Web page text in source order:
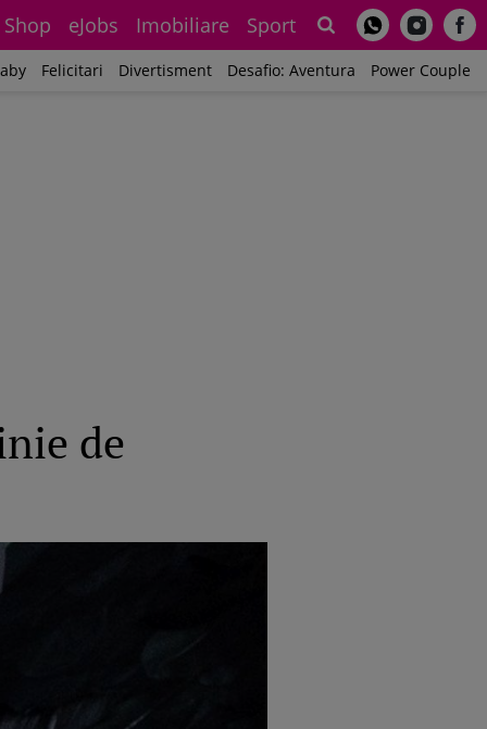
Shop eJobs Imobiliare Sport
Felicitari Divertisment Desafio: Aventura Power Couple
de